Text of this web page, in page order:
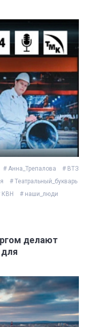
# Анна_Трепалова
# ВТЗ
# Театральный_букварь
КВН # наши_люди
делают